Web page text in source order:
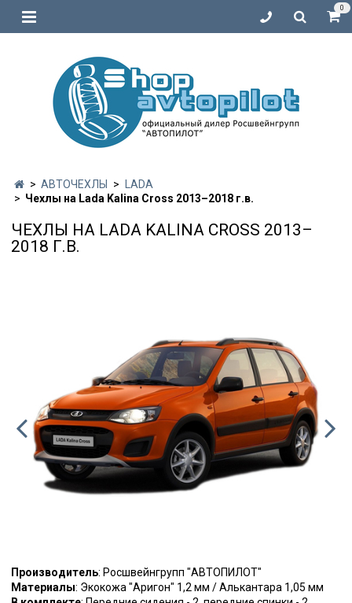
0
АВТОЧЕХЛЫ
LADA
Чехлы на Lada Kalina Cross 2013–2018 г.в.
ЧЕХЛЫ НА LADA KALINA CROSS 2013–
2018 Г.В.
Производитель: Росшвейнгрупп "АВТОПИЛОТ"
Материалы: Экокожа "Аригон" 1,2 мм / Алькантара 1,05 мм